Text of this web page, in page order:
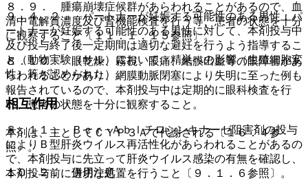
９．４．２． パートナーが妊娠する可能性のある男性：パ
ートナーが妊娠する可能性のある男性に対して、本剤投与中
及び投与終了後一定期間は適切な避妊を行うよう指導するこ
と（動物実験（サル）において、精巣への影響（生殖細胞変
性）等が認められた）。
相互作用
本剤は、主としてＣＹＰ３Ａで代謝される〔１６．４参
照〕。
１０．２． 併用注意：
８．９． 腫瘍崩壊症候群があらわれることがあるので、血
清中電解質濃度及び腎機能検査を行う等、患者の状態を十分
に観察すること〔１１．１．１５参照〕。
８．１０． 眼乾燥、霧視、眼痛、結膜出血等の眼障害があ
らわれることがあり、網膜動脈閉塞により失明に至った例も
報告されているので、本剤投与中は定期的に眼科検査を行
い、患者の状態を十分に観察すること。
８．１１． Ｂｃｒ−Ａｂｌチロシンキナーゼ阻害剤の投与
によりＢ型肝炎ウイルス再活性化があらわれることがあるの
で、本剤投与に先立って肝炎ウイルス感染の有無を確認し、
本剤投与前に適切な処置を行うこと〔９．１．６参照〕。